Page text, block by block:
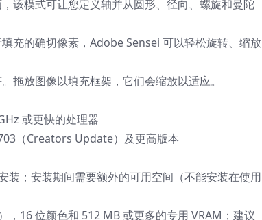
该模式可让您定义轴并从圆形、径向、螺旋和曼陀
充的确切像素，Adobe Sensei 可以轻松旋转、缩放
拖放图像以填充框架，它们会缩放以适应。
或更快的处理器
（Creators Update）及更高版本
装；安装期间需要额外的可用空间（不能安装在使用
，16 位颜色和 512 MB 或更多的专用 VRAM；建议